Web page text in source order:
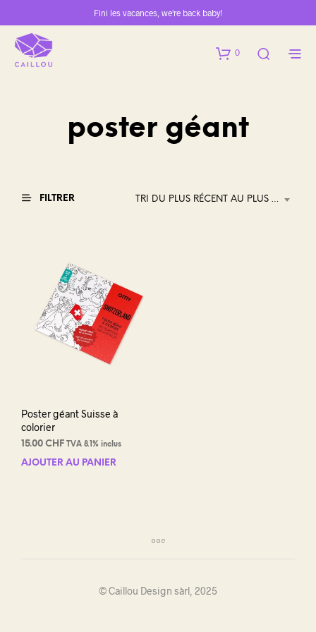
Fini les vacances, we're back baby!
0
poster géant
FILTRER TRI DU PLUS RÉCENT AU PLUS ANCIEN
Poster géant Suisse à
colorier
15.00 CHF TVA 8.1% inclus
AJOUTER AU PANIER
© Caillou Design sàrl, 2025